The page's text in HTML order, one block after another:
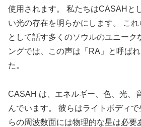
使用されます。 私たちはCASAHと
い光の存在を明らかにします。 こ
として話す多くのソウルのユニーク
ングでは、この声は「RA」と呼ば
た。
CASAH は、エネルギー、色、光、
んでいます。 彼らはライトボディ
らの周波数面には物理的な星は必要